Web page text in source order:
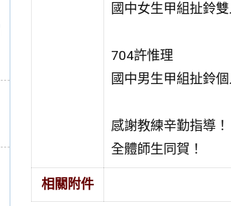
國中女生甲組扯鈴
704許惟理
國中男生甲組扯鈴
感謝教練辛勤指導！
全體師生同賀！
相關附件